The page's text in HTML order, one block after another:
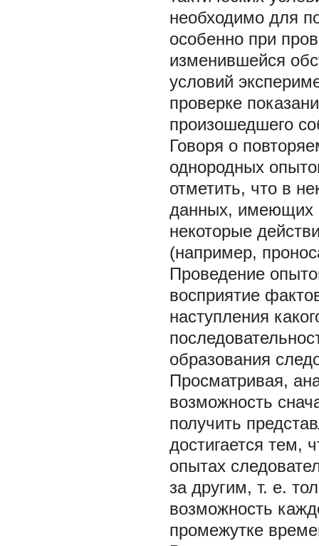
необходимо для
особенно при
изменившейся
условий
проверке
произошедшего
Говоря о
однородных
отметить, что в
данных, имеющих
некоторые
(например,
Проведение
восприятие
наступления
образования
Просматривая,
возможность
получить
достигается тем,
опытах
за другим, т. е.
возможность
промежутке